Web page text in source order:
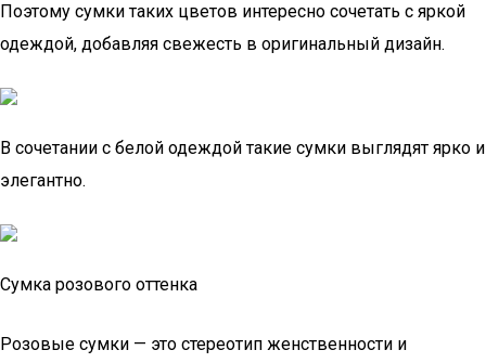
Поэтому сумки таких цветов интересно сочетать с яркой
одеждой, добавляя свежесть в оригинальный дизайн.
В сочетании с белой одеждой такие сумки выглядят ярко и
элегантно.
Сумка розового оттенка
Розовые сумки — это стереотип женственности и